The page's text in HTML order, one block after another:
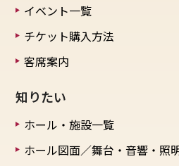
イベント一覧
チケット購入方法
客席案内
知りたい
ホール・施設一覧
ホール図面／舞台・音響・照